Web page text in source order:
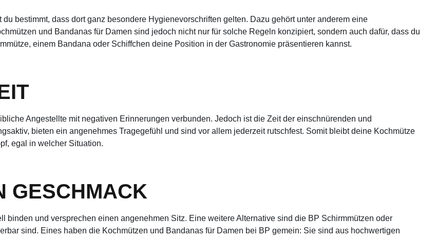
bestimmt, dass dort ganz besondere Hygienevorschriften gelten. Dazu gehört unter anderem eine
und Bandanas für Damen sind jedoch nicht nur für solche Regeln konzipiert, sondern auch dafür, dass du
einem Bandana oder Schiffchen deine Position in der Gastronomie präsentieren kannst.
Angestellte mit negativen Erinnerungen verbunden. Jedoch ist die Zeit der einschnürenden und
bieten ein angenehmes Tragegefühl und sind vor allem jederzeit rutschfest. Somit bleibt deine Kochmütze
egal in welcher Situation.
GESCHMACK
und versprechen einen angenehmen Sitz. Eine weitere Alternative sind die BP Schirmmützen oder
sind. Eines haben die Kochmützen und Bandanas für Damen bei BP gemein: Sie sind aus hochwertigen